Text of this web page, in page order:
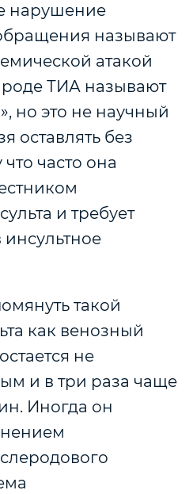
нарушение
называют
атакой
ТИА называют
но это не научный
оставлять без
часто она
и требует
инсультное
такой
как венозный
не
и в три раза чаще
Иногда он